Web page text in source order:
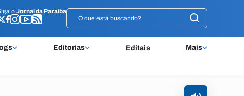
o Jornal da Paraíba
Editorias Editais Mais
o Jornal da Paraíba